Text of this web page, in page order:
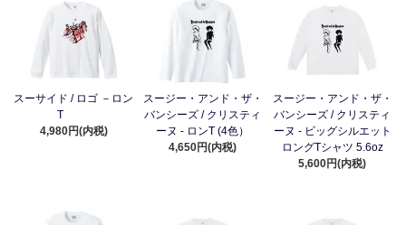
スーサイド / ロゴ －ロン
T
4,980円(内税)
スージー・アンド・ザ・
バンシーズ / クリスティ
ーヌ - ロンT (4色）
4,650円(内税)
スージー・アンド・ザ・
バンシーズ / クリスティ
ーヌ - ビッグシルエット
ロングTシャツ 5.6oz
5,600円(内税)